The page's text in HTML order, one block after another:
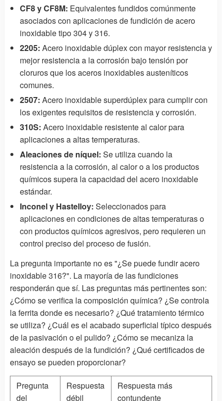
CF8 y CF8M: Equivalentes fundidos comúnmente
asociados con aplicaciones de fundición de acero
inoxidable tipo 304 y 316.
2205: Acero inoxidable dúplex con mayor resistencia y
mejor resistencia a la corrosión bajo tensión por
cloruros que los aceros inoxidables austeníticos
comunes.
2507: Acero inoxidable superdúplex para cumplir con
los exigentes requisitos de resistencia y corrosión.
310S: Acero inoxidable resistente al calor para
aplicaciones a altas temperaturas.
Aleaciones de níquel: Se utiliza cuando la
resistencia a la corrosión, al calor o a los productos
químicos supera la capacidad del acero inoxidable
estándar.
Inconel y Hastelloy: Seleccionados para
aplicaciones en condiciones de altas temperaturas o
con productos químicos agresivos, pero requieren un
control preciso del proceso de fusión.
La pregunta importante no es "¿Se puede fundir acero
inoxidable 316?". La mayoría de las fundiciones
responderán que sí. Las preguntas más pertinentes son:
¿Cómo se verifica la composición química? ¿Se controla
la ferrita donde es necesario? ¿Qué tratamiento térmico
se utiliza? ¿Cuál es el acabado superficial típico después
de la pasivación o el pulido? ¿Cómo se mecaniza la
aleación después de la fundición? ¿Qué certificados de
ensayo se pueden proporcionar?
Pregunta
del
Respuesta
débil
Respuesta más
contundente